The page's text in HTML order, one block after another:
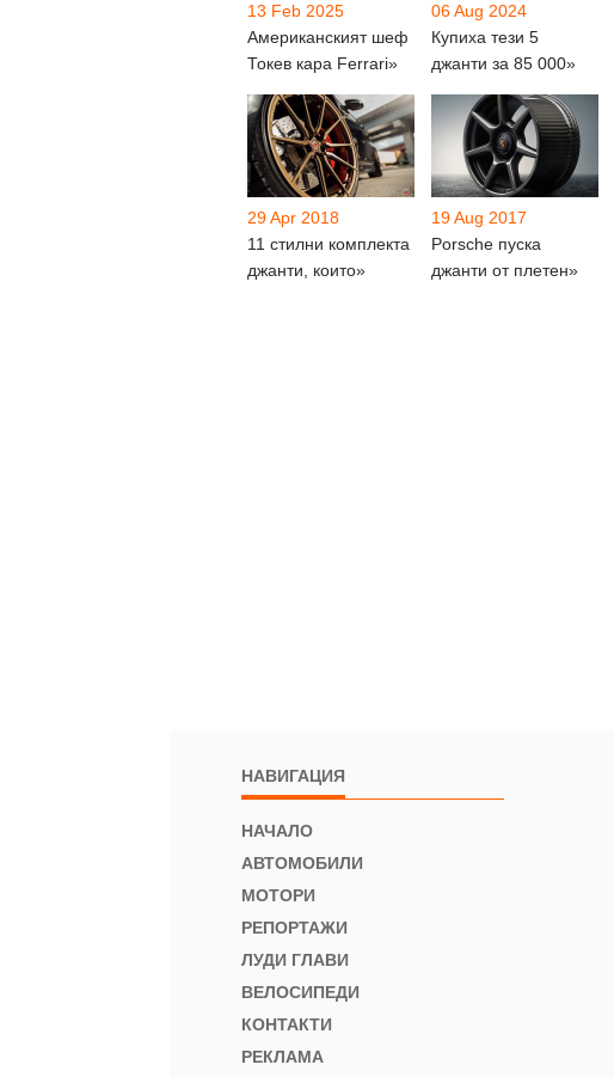
13 Feb 2025
Американският шеф
Токев кара Ferrari»
06 Aug 2024
Купиха тези 5
джанти за 85 000»
29 Apr 2018
11 стилни комплекта
джанти, които»
19 Aug 2017
Porsche пуска
джанти от плетен»
НАВИГАЦИЯ
НАЧАЛО
АВТОМОБИЛИ
МОТОРИ
РЕПОРТАЖИ
ЛУДИ ГЛАВИ
ВЕЛОСИПЕДИ
КОНТАКТИ
РЕКЛАМА